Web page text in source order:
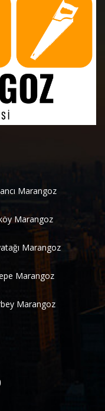
Marangoz
Marangoz
Marangoz
Marangoz
Marangoz